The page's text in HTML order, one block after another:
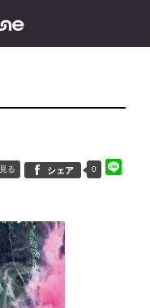
シェア 0
見る